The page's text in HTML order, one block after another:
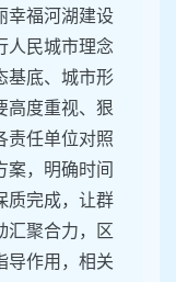
幸福河湖建设
人民城市理念
基底、城市形
高度重视、狠
责任单位对照
案，明确时间
质完成，让群
汇聚合力，区
导作用，相关